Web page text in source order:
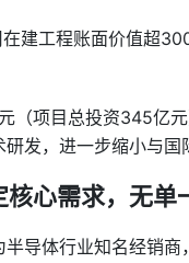
建工程账面价值超
（项目总投资345亿
发，进一步缩小与国
心需求，无单
导体行业知名经销